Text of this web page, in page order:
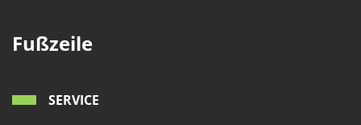
Fußzeile
SERVICE